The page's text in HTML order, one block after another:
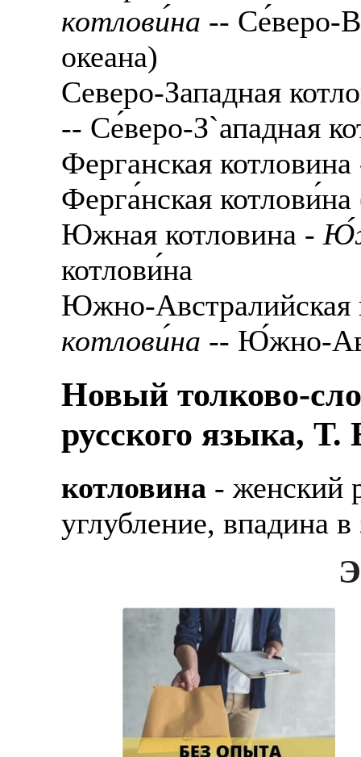
котлови́на -- Се́веро-
океана)
Северо-Западная
-- Се́веро-З`ападная
Ферганская
Ферга́нская
Южная котловина -
котлови́на
Южно-Австралийская
котлови́на -- Ю́жно-
Новый толково-
русского языка,
котловина - женский
углубление, впадина